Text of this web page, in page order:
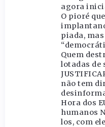
agora
O pioré
piada,
Quem
lotadas de
não tem
Hora dos
humanos
los, com